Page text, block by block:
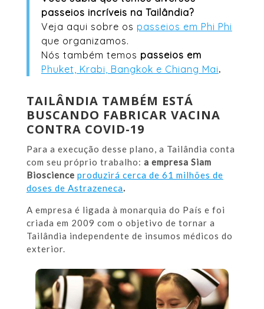
passeios incríveis na Tailândia?
Veja aqui sobre os passeios em Phi Phi
que organizamos.
Nós também temos passeios em
Phuket, Krabi, Bangkok e Chiang Mai.
TAILÂNDIA TAMBÉM ESTÁ
BUSCANDO FABRICAR VACINA
CONTRA COVID-19
Para a execução desse plano, a Tailândia conta
com seu próprio trabalho: a empresa Siam
Bioscience produzirá cerca de 61 milhões de
doses de Astrazeneca.
A empresa é ligada à monarquia do País e foi
criada em 2009 com o objetivo de tornar a
Tailândia independente de insumos médicos do
exterior.